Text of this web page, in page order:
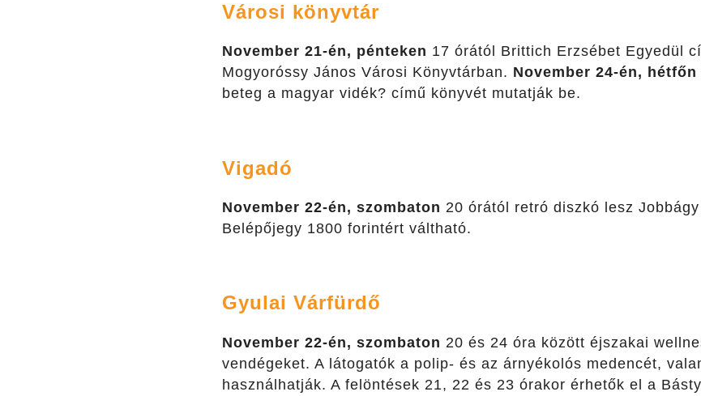
Városi könyvtár
November 21-én, pénteken 17 órától Brittich Erzsébet Egyedül
Mogyoróssy János Városi Könyvtárban. November 24-én, hétfőn
beteg a magyar vidék? című könyvét mutatják be.
Vigadó
November 22-én, szombaton 20 órától retró diszkó lesz
Belépőjegy 1800 forintért váltható.
Gyulai Várfürdő
November 22-én, szombaton 20 és 24 óra között éjszakai
vendégeket. A látogatók a polip- és az árnyékolós medencét,
használhatják. A felöntések 21, 22 és 23 órakor érhetők el a